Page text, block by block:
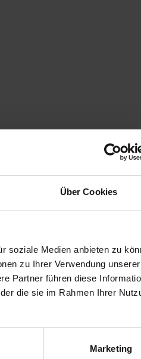
Über Cookies
soziale Medien anbieten zu
zu Ihrer Verwendung unserer
Partner führen diese
die sie im Rahmen Ihrer
Marketing